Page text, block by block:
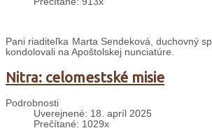
Pani riaditeľka Marta Sendeková, duchovný
kondolovali na Apoštolskej nunciatúre.
Nitra: celomestské misie
Podrobnosti
Uverejnené: 18. apríl 2025
Prečítané: 1029x